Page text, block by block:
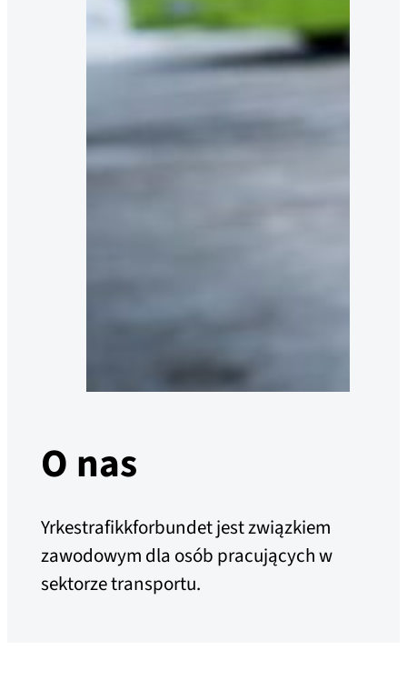
O nas
Yrkestrafikkforbundet jest związkiem
zawodowym dla osób pracujących w
sektorze transportu.